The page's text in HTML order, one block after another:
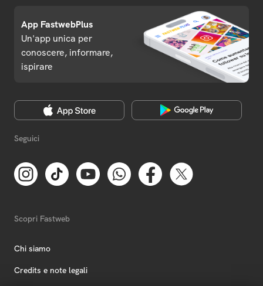
App FastwebPlus
Un'app unica per
conoscere, informare,
ispirare
Seguici
Scopri Fastweb
Chi siamo
Credits e note legali